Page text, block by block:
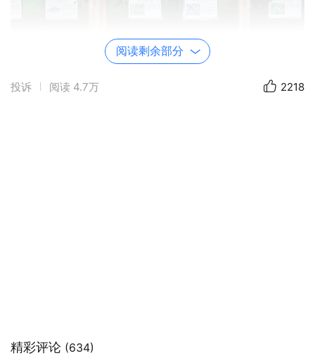
阅读剩余部分
投诉 阅读 4.7万 2218
精彩评论 (634)